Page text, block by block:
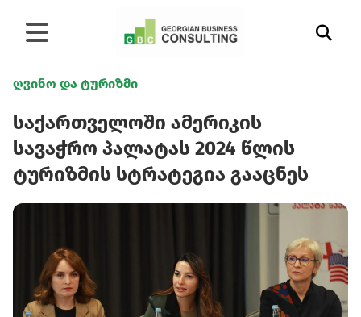
ღვინო და ტურიზმი
საქართველოში ამერიკის
სავაჭრო პალატას 2024 წლის
ტურიზმის სტრატეგია გააცნეს